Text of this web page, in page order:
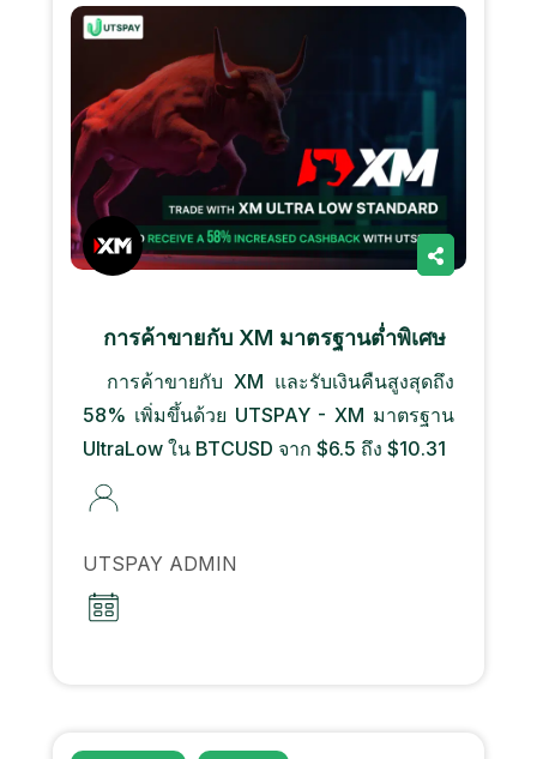
การค้าขายกับ XM มาตรฐานต่ำพิเศษ
การค้าขายกับ XM และรับเงินคืนสูงสุดถึง
58% เพิ่มขึ้นด้วย UTSPAY - XM มาตรฐาน
UltraLow ใน BTCUSD จาก $6.5 ถึง $10.31
UTSPAY ADMIN